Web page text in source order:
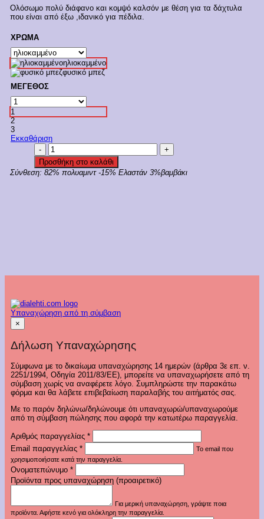
Ολόσωμο πολύ διάφανο και κομψό καλσόν με θέση για τα δάχτυλα
που είναι από έξω ,ιδανικό για πέδιλα.
ΧΡΩΜΑ
ηλιοκαμμένο
φυσικό μπεζ
ΜΕΓΕΘΟΣ
1
2
3
Εκκαθάριση
Ider
Γυναικείο
Λεπτό
Ελαστικό
Προσθήκη στο καλάθι
Σύνθεση: 82% πολυαμιντ -15% Ελαστάν 3%βαμβάκι
Υπαναχώρηση από τη σύμβαση
×
Δήλωση Υπαναχώρησης
Σύμφωνα με το δικαίωμα υπαναχώρησης 14 ημερών (άρθρα 3ε επ. ν.
2251/1994, Οδηγία 2011/83/ΕΕ), μπορείτε να υπαναχωρήσετε από τη
σύμβαση χωρίς να αναφέρετε λόγο. Συμπληρώστε την παρακάτω
φόρμα και θα λάβετε επιβεβαίωση παραλαβής του αιτήματός σας.
Με το παρόν δηλώνω/δηλώνουμε ότι υπαναχωρώ/υπαναχωρούμε
από τη σύμβαση πώλησης που αφορά την κατωτέρω παραγγελία.
Αριθμός παραγγελίας *
Email παραγγελίας *
Το email που
χρησιμοποιήσατε κατά την παραγγελία.
Ονοματεπώνυμο *
Προϊόντα προς υπαναχώρηση (προαιρετικό)
Για μερική υπαναχώρηση, γράψτε ποια
προϊόντα. Αφήστε κενό για ολόκληρη την παραγγελία.